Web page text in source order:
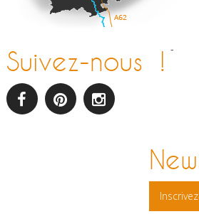
Suivez-nous ! -